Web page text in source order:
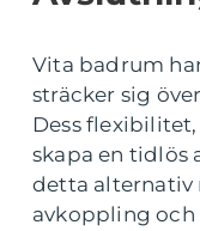
Vita badrum
sträcker sig
Dess
skapa en tidlös
detta alternativ
avkoppling och